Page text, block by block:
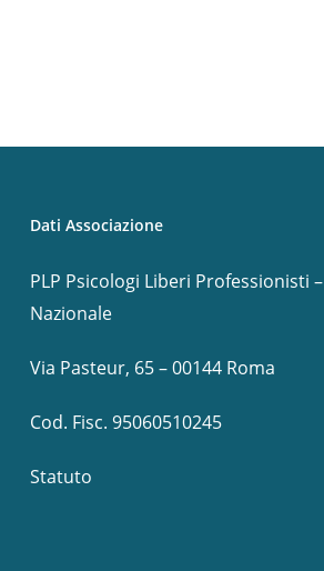
Dati Associazione
PLP Psicologi Liberi Professionisti
Nazionale
Via Pasteur, 65 – 00144 Roma
Cod. Fisc. 95060510245
Statuto